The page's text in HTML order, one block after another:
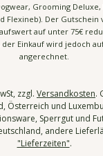
Grooming Deluxe,
Flexineb). Der
auf unter 75€
Einkauf wird jedoch
angerechnet.
zzgl. Versandkosten.
Österreich und
Sperrgut und
andere
"Lieferzeiten".